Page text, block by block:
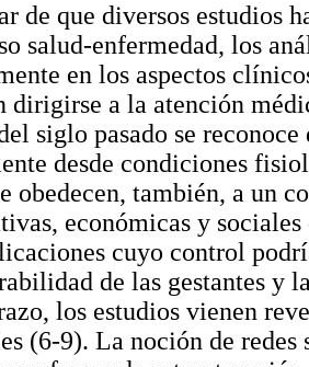
de que diversos estudios
salud-enfermedad, los
en los aspectos
dirigirse a la atención
siglo pasado se
desde condiciones
obedecen, también, a un
económicas y
cuyo control
de las gestantes y
los estudios vienen
(6-9). La noción de